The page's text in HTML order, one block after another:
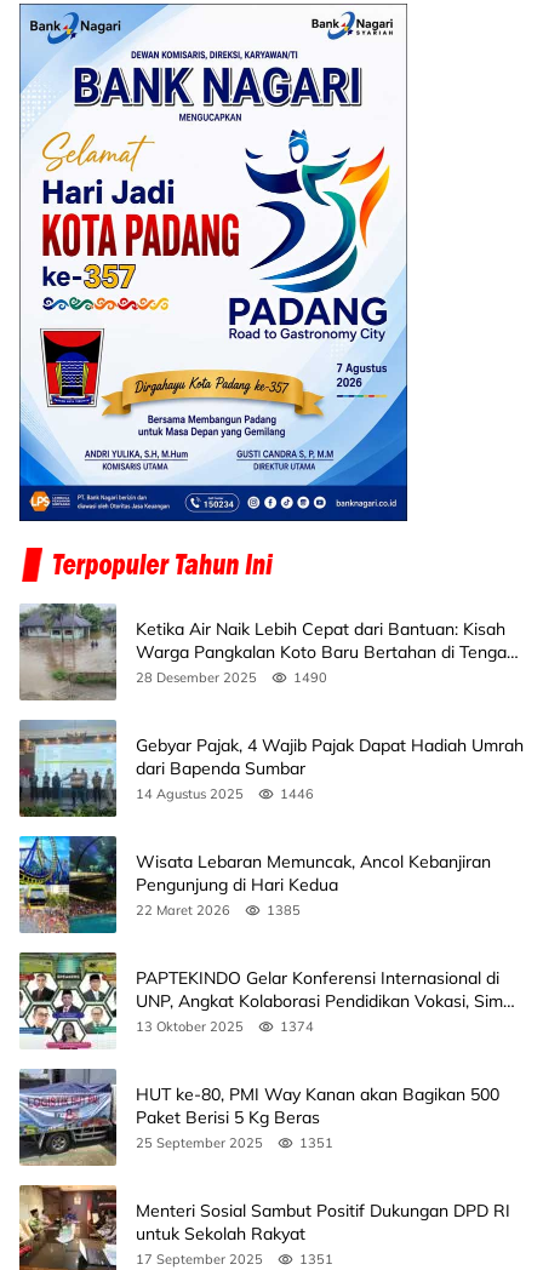
Ketika Air Naik Lebih Cepat dari Bantuan: Kisah
Warga Pangkalan Koto Baru Bertahan di Tengah
Banjir
28 Desember 2025 1490
Gebyar Pajak, 4 Wajib Pajak Dapat Hadiah Umrah
dari Bapenda Sumbar
14 Agustus 2025 1446
Wisata Lebaran Memuncak, Ancol Kebanjiran
Pengunjung di Hari Kedua
22 Maret 2026 1385
PAPTEKINDO Gelar Konferensi Internasional di
UNP, Angkat Kolaborasi Pendidikan Vokasi, Simak
Agendanya
13 Oktober 2025 1374
HUT ke-80, PMI Way Kanan akan Bagikan 500
Paket Berisi 5 Kg Beras
25 September 2025 1351
Menteri Sosial Sambut Positif Dukungan DPD RI
untuk Sekolah Rakyat
17 September 2025 1351